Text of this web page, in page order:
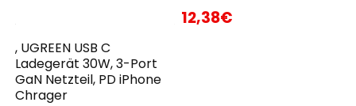
, UGREEN USB C
Ladegerät 30W, 3-Port
GaN Netzteil, PD iPhone
Chrager
12,38€